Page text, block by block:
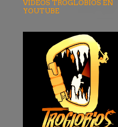
VIDEOS TROGLOBIOS EN
YOUTUBE